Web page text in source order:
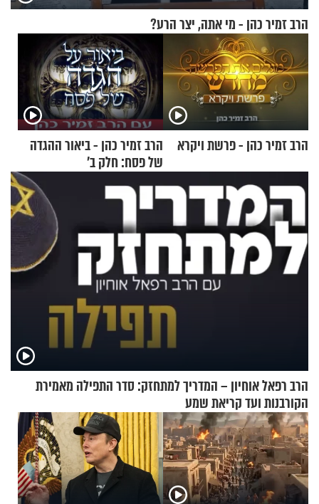
הרב זמיר כהן - מי אתה, יצר הרע?
הרב זמיר כהן - פרשת ויקרא
הרב זמיר כהן - ביאור ההגדה
של פסח: חלק ב’
הרב רפאל אוחיון – המדריך למתחזק: סדר התפילה מאמירת
הקורבנות ועד קריאת שמע